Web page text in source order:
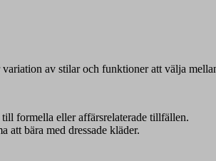
av stilar och funktioner att välja
till formella eller affärsrelaterade tillfällen.
att bära med dressade kläder.